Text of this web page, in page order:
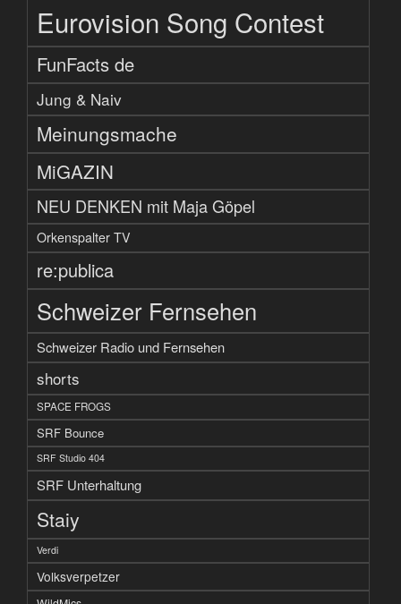
Eurovision Song Contest
FunFacts de
Jung & Naiv
Meinungsmache
MiGAZIN
NEU DENKEN mit Maja Göpel
Orkenspalter TV
re:publica
Schweizer Fernsehen
Schweizer Radio und Fernsehen
shorts
SPACE FROGS
SRF Bounce
SRF Studio 404
SRF Unterhaltung
Staiy
Verdi
Volksverpetzer